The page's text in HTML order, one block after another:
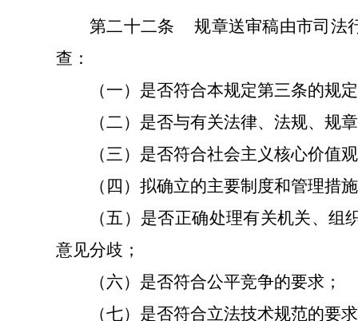
第二十二条
规章送审稿由市司法
查：
（一）是否符合本规定第三条的规
（二）是否与有关法律、法规、规
（三）是否符合社会主义核心价值
（四）拟确立的主要制度和管理措
（五）是否正确处理有关机关、
意见分歧；
（六）是否符合公平竞争的要求；
（七）是否符合立法技术规范的要